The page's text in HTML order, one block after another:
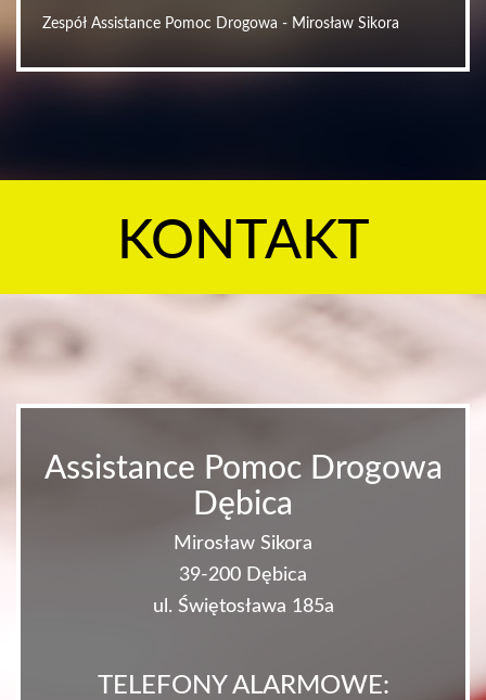
Zespół Assistance Pomoc Drogowa - Mirosław Sikora
KONTAKT
Assistance Pomoc Drogowa
Dębica
Mirosław Sikora
39-200 Dębica
ul. Świętosława 185a
TELEFONY ALARMOWE: